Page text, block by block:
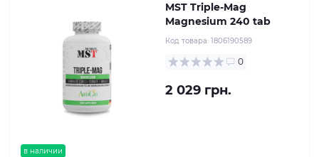
в наличии
MST Triple-Mag
Magnesium 240 tab
Код товара: 1806190589
0
2 029 грн.